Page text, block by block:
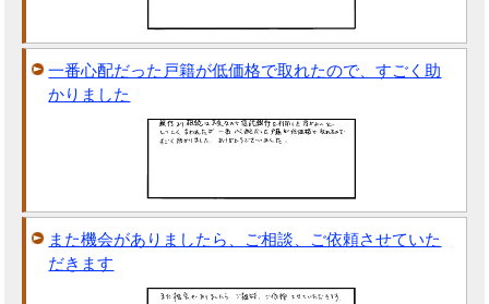
一番心配だった戸籍が低価格で取れたので、すごく助
かりました
また機会がありましたら、ご相談、ご依頼させていた
だきます